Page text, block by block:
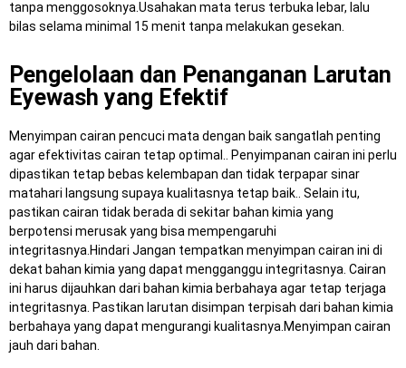
tanpa menggosoknya.Usahakan mata terus terbuka lebar, lalu
bilas selama minimal 15 menit tanpa melakukan gesekan.
Pengelolaan dan Penanganan Larutan
Eyewash yang Efektif
Menyimpan cairan pencuci mata dengan baik sangatlah penting
agar efektivitas cairan tetap optimal.. Penyimpanan cairan ini perlu
dipastikan tetap bebas kelembapan dan tidak terpapar sinar
matahari langsung supaya kualitasnya tetap baik.. Selain itu,
pastikan cairan tidak berada di sekitar bahan kimia yang
berpotensi merusak yang bisa mempengaruhi
integritasnya.Hindari Jangan tempatkan menyimpan cairan ini di
dekat bahan kimia yang dapat mengganggu integritasnya. Cairan
ini harus dijauhkan dari bahan kimia berbahaya agar tetap terjaga
integritasnya. Pastikan larutan disimpan terpisah dari bahan kimia
berbahaya yang dapat mengurangi kualitasnya.Menyimpan cairan
jauh dari bahan.